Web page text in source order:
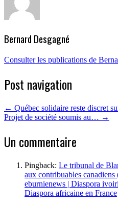
Bernard Desgagné
Consulter les publications de
Post navigation
← Québec solidaire reste discret
Projet de société soumis au… →
Un commentaire
Pingback: Le tribunal de
aux contribuables
eburnienews | Diaspora
Diaspora africaine en France